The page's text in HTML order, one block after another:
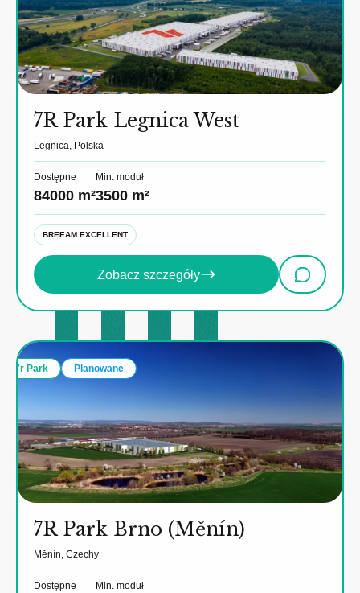
7R Park Legnica West
Legnica, Polska
Dostępne
84000 m²
Min. moduł
3500 m²
BREEAM EXCELLENT
Zobacz szczegóły
7r Park Planowane
7R Park Brno (Měnín)
Měnín, Czechy
Dostępne Min. moduł